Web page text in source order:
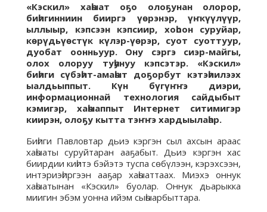
«Кэскил» хаһыат оҕо олоҕунан олорор,
биһигинниин бииргэ үөрэнэр, үҥкүүлүүр,
ыллыыр, кэпсээн кэпсиир, хоһоон суруйар,
көрүдьүөстүк күлэр-үөрэр, суот суоттуур,
дуобат оонньуур. Ону сэргэ сиэр-майгы,
олох олоруу туһунуу кэпсэтэр. «Кэскил»
биһиги сүбэһит-амаһыт доҕорбут кэтэһиилээх
ыалдьыппыт. Күн бүгүҥҥэ диэри,
информационнай технология сайдыбыт
кэмигэр, хаһыаппыт Интернет ситимигэр
киирэн, олоҕу кытта тэҥҥэ хардыылаһар.
Биһиги Павловтар дьиэ кэргэн сыл ахсын араас
хаһыаты суруйтаран ааҕабыт. Дьиэ кэргэн хас
биирдии киһитэ бэйэтэ туспа сөбүлээн, кэрэхсээн,
интэриэһиргээн ааҕар хаһыаттаах. Миэхэ оннук
хаһыатынан «Кэскил» буолар. Оннук дьарыкка
миигин эбэм уонна ийэм сыһыарбыттара.